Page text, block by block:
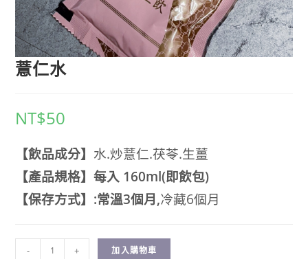
薏仁水
NT$50
【飲品成分】 水.炒薏仁.茯苓.生薑
【產品規格】每入 160ml(即飲包)
【保存方式】:常溫3個月,冷藏6個月
- + 加入購物車